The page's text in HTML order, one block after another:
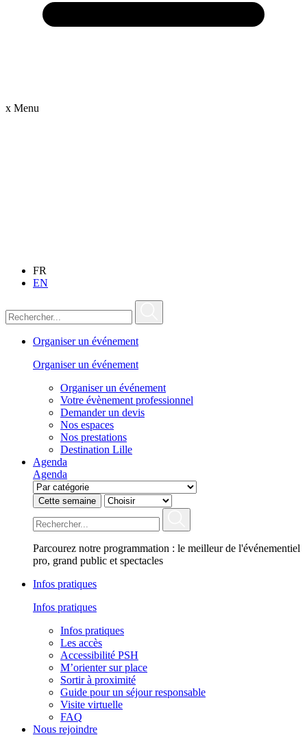
x Menu
FR
EN
Organiser un événement
Organiser un événement
Organiser un événement
Votre évènement professionnel
Demander un devis
Nos espaces
Nos prestations
Destination Lille
Agenda
Agenda
Cette semaine
Parcourez notre programmation : le meilleur de l'événementiel
pro, grand public et spectacles
Infos pratiques
Infos pratiques
Infos pratiques
Les accès
Accessibilité PSH
M’orienter sur place
Sortir à proximité
Guide pour un séjour responsable
Visite virtuelle
FAQ
Nous rejoindre